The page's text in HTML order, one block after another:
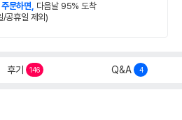
문하면, 다음날 95% 도착
/공휴일 제외)
후기 146 Q&A 4